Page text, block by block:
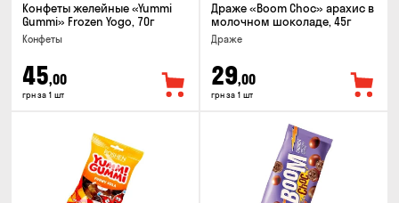
Конфеты желейные «Yummi
Gummi» Frozen Yogo, 70г
Конфеты
45,00
грн за 1 шт
Драже «Boom Choc» арахис в
молочном шоколаде, 45г
Драже
29,00
грн за 1 шт